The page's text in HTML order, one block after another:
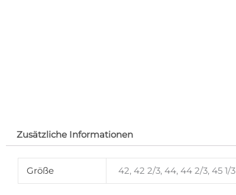
Zusätzliche Informationen
Größe 42, 42 2/3, 44, 44 2/3, 45 1/3